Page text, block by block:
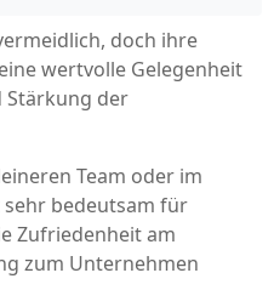
doch ihre
wertvolle Gelegenheit
der
Team oder im
bedeutsam für
Zufriedenheit am
zum Unternehmen